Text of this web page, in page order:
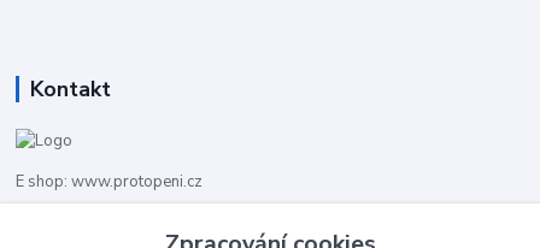
Kontakt
E shop: www.protopeni.cz